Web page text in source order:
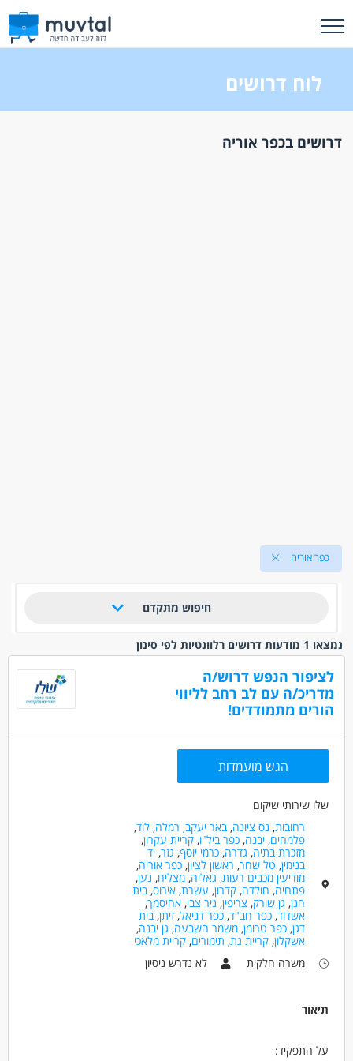
לוח דרושים
דרושים בכפר אוריה
כפר אוריה
חיפוש מתקדם
נמצאו 1 מודעות דרושים רלוונטיות לפי סינון
לציפור הנפש דרוש/ה
מדריכ/ה עם לב רחב לליווי
הורים מתמודדים!
הגש מועמדות
שלו שירותי שיקום
רחובות, נס ציונה,באר יעקב, רמלה,לוד,
פלמחים,יבנה,כפר ביל"ו,קריית עקרון,
מזכרת בתיה, גדרה,כרמי יוסף, גזר,יד
בנימין, טל שחר, ראשון לציון,כפר אוריה,
מודיעין מכבים רעות, גאליה,מצליח, נען,
פתחיה, חולדה,קדרון, עשרת,אירוס,בית
חנן, גן שורק, צריפין, ניר צבי,אחיסמך,
אשדוד,כפר חב"ד,כפר דניאל,זיתן,בית
דגן,כפר טרומן,משמר השבעה, גן יבנה,
אשקלון,קריית גת, תימורים,קריית מלאכי
משרה חלקית
לא נדרש ניסיון
תיאור
על התפקיד: